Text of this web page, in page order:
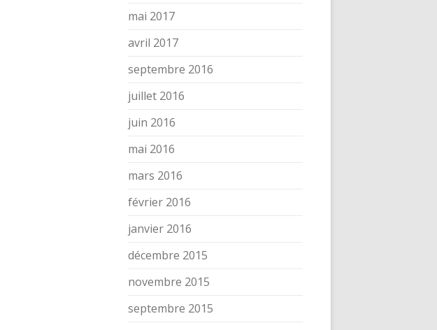
mai 2017
avril 2017
septembre 2016
juillet 2016
juin 2016
mai 2016
mars 2016
février 2016
janvier 2016
décembre 2015
novembre 2015
septembre 2015